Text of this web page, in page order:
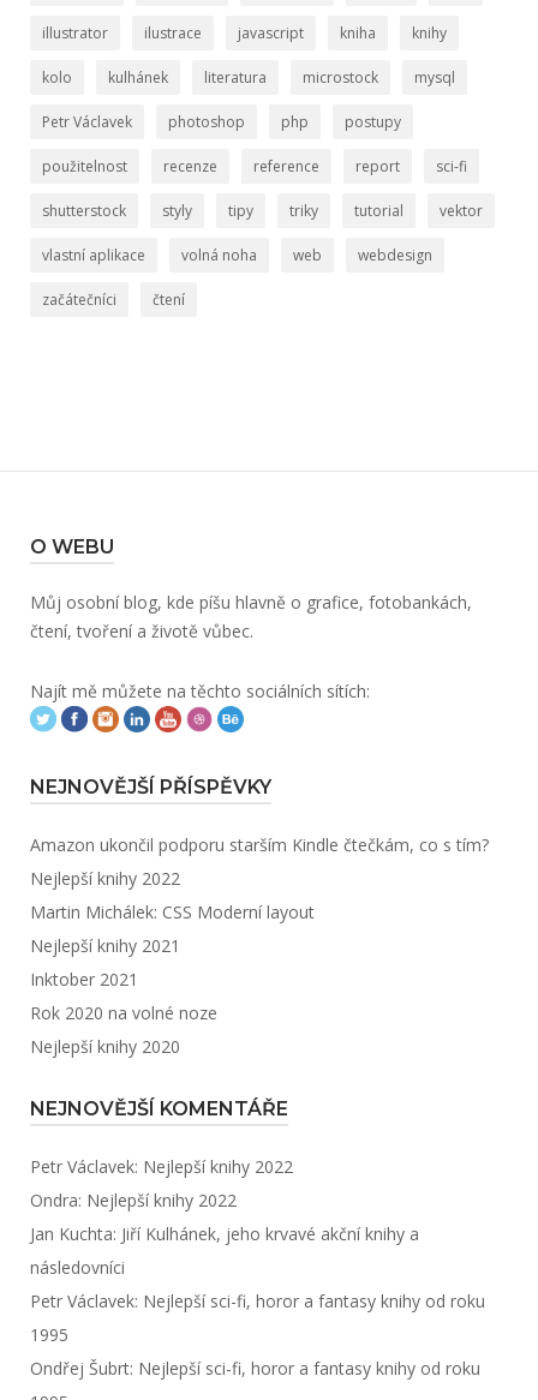
illustrator ilustrace javascript kniha knihy
kolo kulhánek literatura microstock mysql
Petr Václavek photoshop php postupy
použitelnost recenze reference report sci-fi
shutterstock styly tipy triky tutorial vektor
vlastní aplikace volná noha web webdesign
začátečníci čtení
O WEBU
Můj osobní blog, kde píšu hlavně o grafice, fotobankách,
čtení, tvoření a životě vůbec.
Najít mě můžete na těchto sociálních sítích:
NEJNOVĚJŠÍ PŘÍSPĚVKY
Amazon ukončil podporu starším Kindle čtečkám, co s tím?
Nejlepší knihy 2022
Martin Michálek: CSS Moderní layout
Nejlepší knihy 2021
Inktober 2021
Rok 2020 na volné noze
Nejlepší knihy 2020
NEJNOVĚJŠÍ KOMENTÁŘE
Petr Václavek: Nejlepší knihy 2022
Ondra: Nejlepší knihy 2022
Jan Kuchta: Jiří Kulhánek, jeho krvavé akční knihy a
následovníci
Petr Václavek: Nejlepší sci-fi, horor a fantasy knihy od roku
1995
Ondřej Šubrt: Nejlepší sci-fi, horor a fantasy knihy od roku